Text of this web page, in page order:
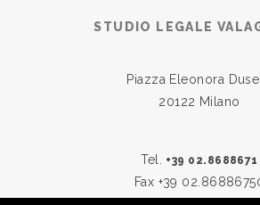
STUDIO LEGALE
Piazza Eleonora
20122 Milano
Tel. +39 02.8688671
Fax +39